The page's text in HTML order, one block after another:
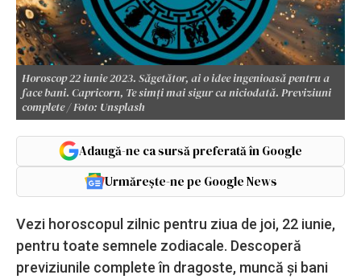
Horoscop 22 iunie 2023. Săgetător, ai o idee ingenioasă pentru a
face bani. Capricorn, Te simți mai sigur ca niciodată. Previziuni
complete / Foto: Unsplash
Adaugă-ne ca sursă preferată în Google
Urmărește-ne pe Google News
Vezi horoscopul zilnic pentru ziua de joi, 22 iunie,
pentru toate semnele zodiacale. Descoperă
previziunile complete în dragoste, muncă și bani